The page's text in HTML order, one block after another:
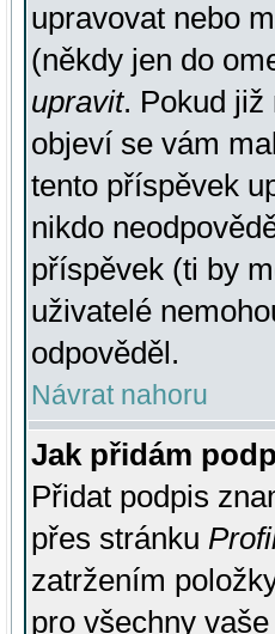
upravovat nebo
(někdy jen do
upravit. Pokud již
objeví se vám
tento příspěvek
nikdo
příspěvek (ti by
uživatelé
odpověděl.
Návrat nahoru
Jak přidám
Přidat podpis
přes stránku
zatržením
pro všechny